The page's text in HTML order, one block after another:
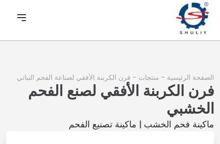
الصفحة الرئيسية - منتجات - فرن الكربنة الأفقي لصناعة الفحم النباتي
فرن الكربنة الأفقي لصنع الفحم
الخشبي
ماكينة فحم الخشب | ماكينة تصنيع الفحم